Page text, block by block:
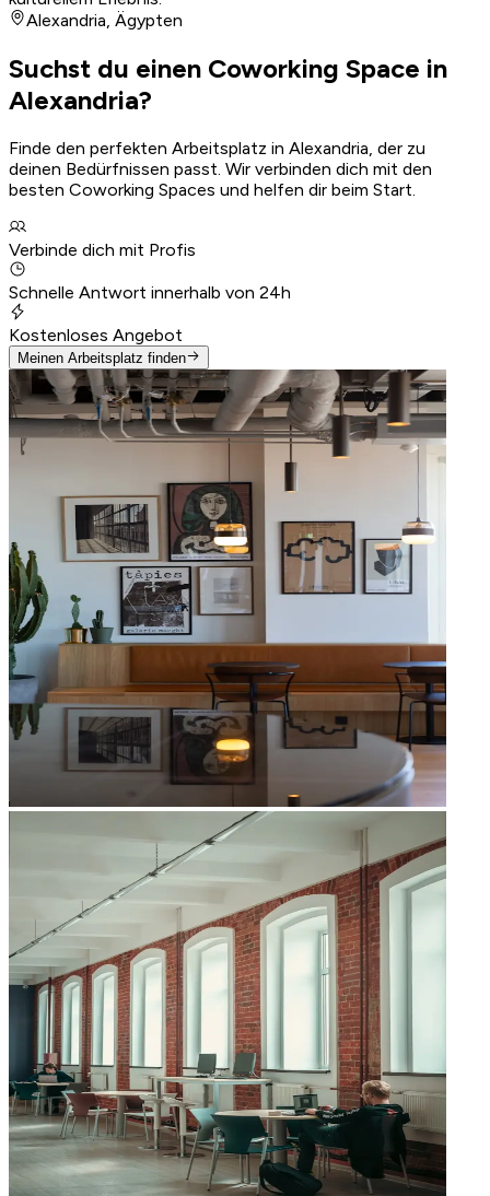
Alexandria, Ägypten
Suchst du einen Coworking Space in
Alexandria?
Finde den perfekten Arbeitsplatz in Alexandria, der zu
deinen Bedürfnissen passt. Wir verbinden dich mit den
besten Coworking Spaces und helfen dir beim Start.
Verbinde dich mit Profis
Schnelle Antwort innerhalb von 24h
Kostenloses Angebot
Meinen Arbeitsplatz finden